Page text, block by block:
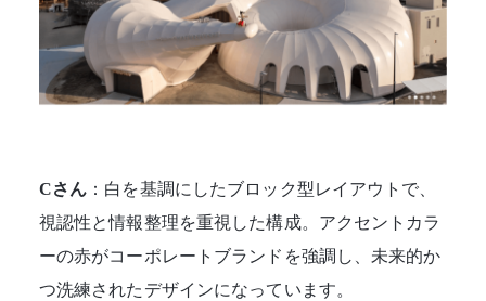
Cさん ：白を基調にしたブロック型レイアウトで、
視認性と情報整理を重視した構成。アクセントカラ
ーの赤がコーポレートブランドを強調し、未来的か
つ洗練されたデザインになっています。